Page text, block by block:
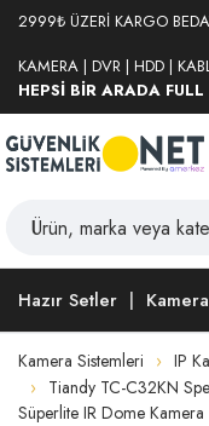
2999₺ ÜZERİ KARGO
KAMERA | DVR | HDD |
HEPSİ BİR ARADA
Hazır Setler
Kamera Sistemleri
IP
Tiandy TC-C32KN
Süperlite IR Dome Kamera